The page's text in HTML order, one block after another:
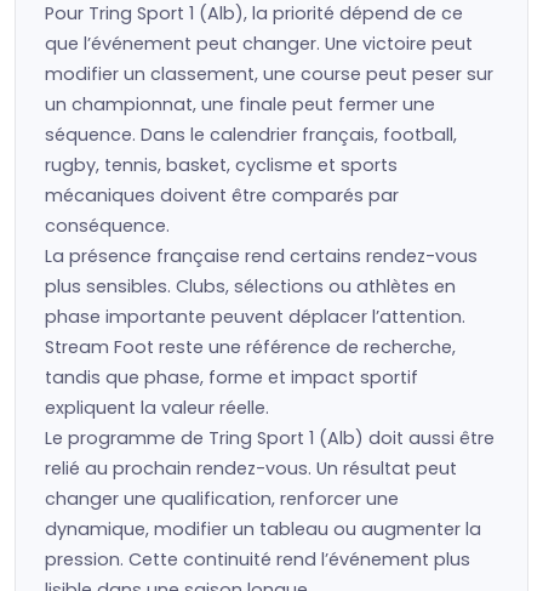
Pour Tring Sport 1 (Alb), la priorité dépend de ce
que l’événement peut changer. Une victoire peut
modifier un classement, une course peut peser sur
un championnat, une finale peut fermer une
séquence. Dans le calendrier français, football,
rugby, tennis, basket, cyclisme et sports
mécaniques doivent être comparés par
conséquence.
La présence française rend certains rendez-vous
plus sensibles. Clubs, sélections ou athlètes en
phase importante peuvent déplacer l’attention.
Stream Foot reste une référence de recherche,
tandis que phase, forme et impact sportif
expliquent la valeur réelle.
Le programme de Tring Sport 1 (Alb) doit aussi être
relié au prochain rendez-vous. Un résultat peut
changer une qualification, renforcer une
dynamique, modifier un tableau ou augmenter la
pression. Cette continuité rend l’événement plus